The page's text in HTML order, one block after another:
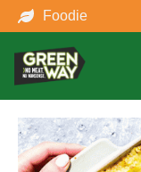
Foodie